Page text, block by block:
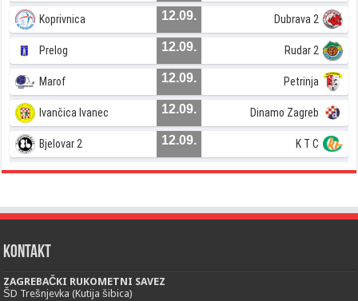
Koprivnica 12.09. Dubrava 2
Prelog 12.09. Rudar 2
Marof 12.09. Petrinja
Ivančica Ivanec 12.09. Dinamo Zagreb
Bjelovar 2 12.09. K T C
Kontakt
ZAGREBAČKI RUKOMETNI SAVEZ
ŠD Trešnjevka (Kutija šibica)